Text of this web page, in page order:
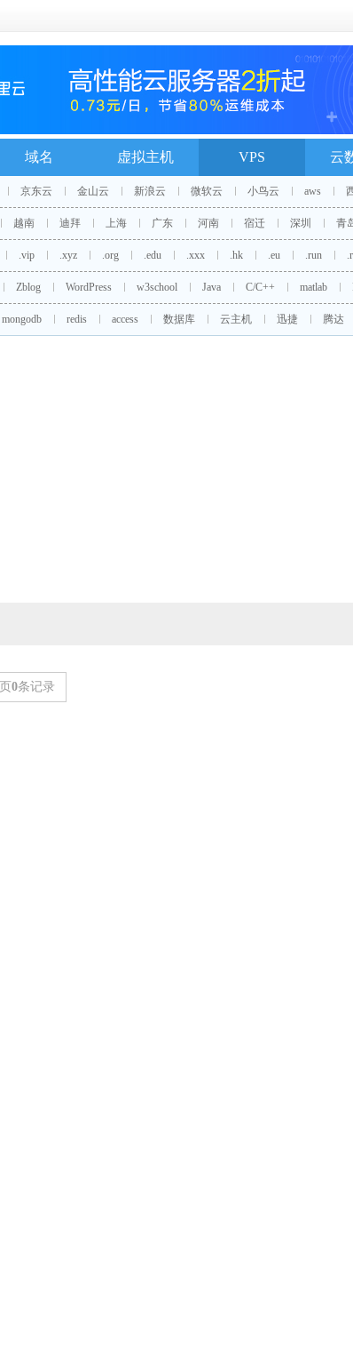
域名 虚拟主机 VPS 云
京东云 金山云 新浪云 微软云 小鸟云 aws
越南 迪拜 上海 广东 河南 宿迁 深圳 青
.vip .xyz .org .edu .xxx .hk .eu .run
Zblog WordPress w3school Java C/C++ matlab
mongodb redis access 数据库 云主机 迅捷 腾达
页 0条记录